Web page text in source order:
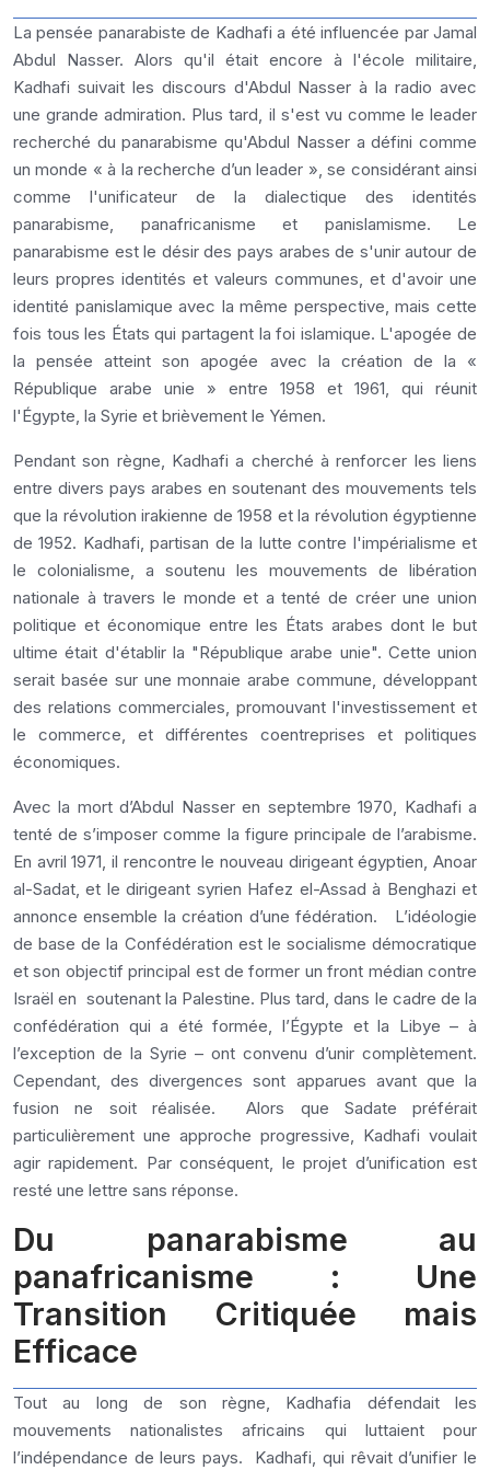
La pensée panarabiste de Kadhafi a été influencée par Jamal
Abdul Nasser. Alors qu'il était encore à l'école militaire,
Kadhafi suivait les discours d'Abdul Nasser à la radio avec
une grande admiration. Plus tard, il s'est vu comme le leader
recherché du panarabisme qu'Abdul Nasser a défini comme
un monde « à la recherche d’un leader », se considérant ainsi
comme l'unificateur de la dialectique des identités
panarabisme, panafricanisme et panislamisme. Le
panarabisme est le désir des pays arabes de s'unir autour de
leurs propres identités et valeurs communes, et d'avoir une
identité panislamique avec la même perspective, mais cette
fois tous les États qui partagent la foi islamique. L'apogée de
la pensée atteint son apogée avec la création de la «
République arabe unie » entre 1958 et 1961, qui réunit
l'Égypte, la Syrie et brièvement le Yémen.
Pendant son règne, Kadhafi a cherché à renforcer les liens
entre divers pays arabes en soutenant des mouvements tels
que la révolution irakienne de 1958 et la révolution égyptienne
de 1952. Kadhafi, partisan de la lutte contre l'impérialisme et
le colonialisme, a soutenu les mouvements de libération
nationale à travers le monde et a tenté de créer une union
politique et économique entre les États arabes dont le but
ultime était d'établir la "République arabe unie". Cette union
serait basée sur une monnaie arabe commune, développant
des relations commerciales, promouvant l'investissement et
le commerce, et différentes coentreprises et politiques
économiques.
Avec la mort d’Abdul Nasser en septembre 1970, Kadhafi a
tenté de s’imposer comme la figure principale de l’arabisme.
En avril 1971, il rencontre le nouveau dirigeant égyptien, Anoar
al-Sadat, et le dirigeant syrien Hafez el-Assad à Benghazi et
annonce ensemble la création d’une fédération. L’idéologie
de base de la Confédération est le socialisme démocratique
et son objectif principal est de former un front médian contre
Israël en soutenant la Palestine. Plus tard, dans le cadre de la
confédération qui a été formée, l’Égypte et la Libye – à
l’exception de la Syrie – ont convenu d’unir complètement.
Cependant, des divergences sont apparues avant que la
fusion ne soit réalisée. Alors que Sadate préférait
particulièrement une approche progressive, Kadhafi voulait
agir rapidement. Par conséquent, le projet d’unification est
resté une lettre sans réponse.
Du panarabisme au
panafricanisme : Une
Transition Critiquée mais
Efficace
Tout au long de son règne, Kadhafia défendait les
mouvements nationalistes africains qui luttaient pour
l’indépendance de leurs pays. Kadhafi, qui rêvait d’unifier le